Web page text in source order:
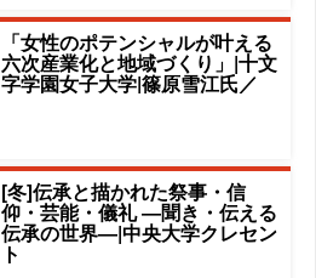
「女性のポテンシャルが叶える
六次産業化と地域づくり」|十文
字学園女子大学|篠原雪江氏／
[冬]伝承と描かれた祭事・信
仰・芸能・儀礼 ―聞き・伝える
伝承の世界―|中央大学クレセン
ト